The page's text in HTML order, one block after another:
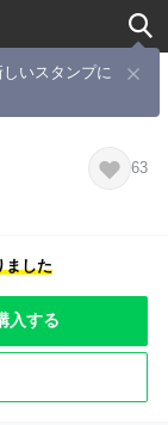
しいスタンプに
63
ました
入する